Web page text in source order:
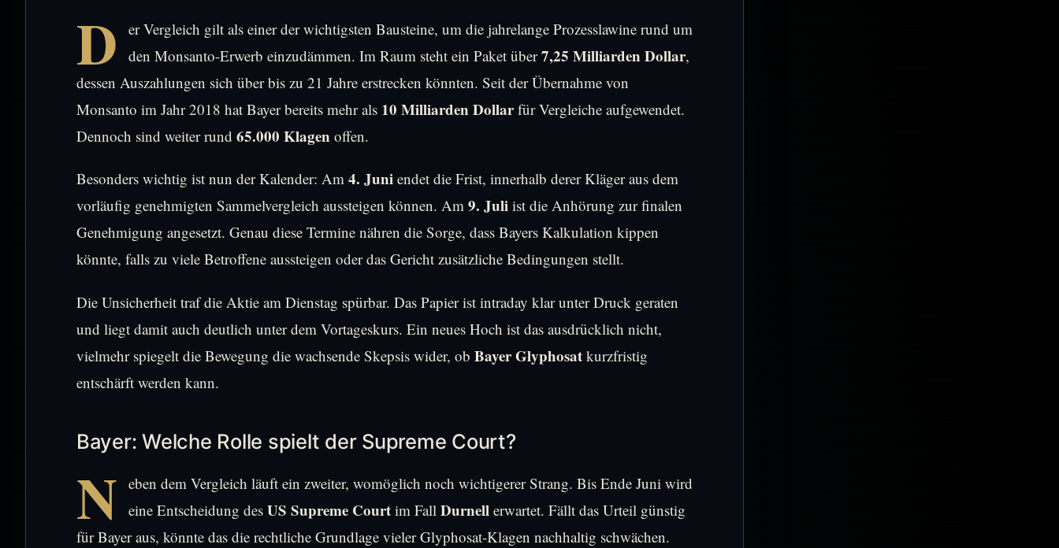
D
er Vergleich gilt als einer der wichtigsten Bausteine, um die jahrelange Prozesslawine rund um
den Monsanto-Erwerb einzudämmen. Im Raum steht ein Paket über7,25 Milliarden Dollar,
dessen Auszahlungen sich über bis zu 21 Jahre erstrecken könnten. Seit der Übernahme von
Monsanto im Jahr 2018 hat Bayer bereits mehr als 10 Milliarden Dollarfür Vergleiche aufgewendet.
Dennoch sind weiter rund 65.000 Klagen offen.
Besonders wichtig ist nun der Kalender: Am 4. Juni endet die Frist, innerhalb derer Kläger aus dem
vorläufig genehmigten Sammelvergleich aussteigen können. Am 9. Juli ist die Anhörung zur finalen
Genehmigung angesetzt. Genau diese Termine nähren die Sorge, dass Bayers Kalkulation kippen
könnte, falls zu viele Betroffene aussteigen oder das Gericht zusätzliche Bedingungen stellt.
Die Unsicherheit traf die Aktie am Dienstag spürbar. Das Papier ist intraday klar unter Druck geraten
und liegt damit auch deutlich unter dem Vortageskurs. Ein neues Hoch ist das ausdrücklich nicht,
vielmehr spiegelt die Bewegung die wachsende Skepsis wider, ob Bayer Glyphosat kurzfristig
entschärft werden kann.
Bayer: Welche Rolle spielt der Supreme Court?
N eben dem Vergleich läuft ein zweiter, womöglich noch wichtigerer Strang. Bis Ende Juni wird
eine Entscheidung des US Supreme Court im Fall Durnell erwartet. Fällt das Urteil günstig
für Bayer aus, könnte das die rechtliche Grundlage vieler Glyphosat-Klagen nachhaltig schwächen.